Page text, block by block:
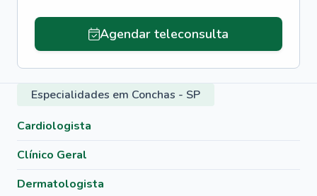
Agendar teleconsulta
Especialidades em Conchas - SP
Cardiologista
Clínico Geral
Dermatologista